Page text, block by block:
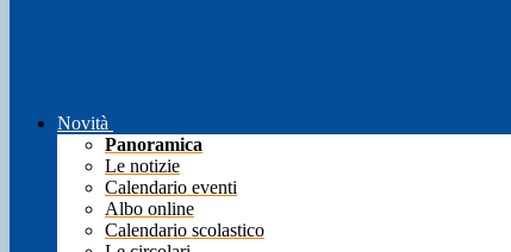
Novità
Panoramica
Le notizie
Calendario eventi
Albo online
Calendario scolastico